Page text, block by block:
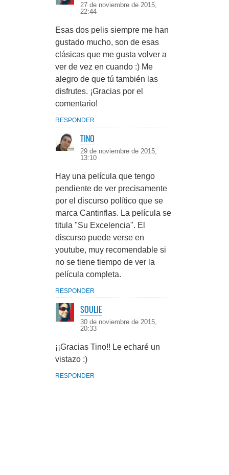
27 de noviembre de 2015,
22:44
Esas dos pelis siempre me han
gustado mucho, son de esas
clásicas que me gusta volver a
ver de vez en cuando :) Me
alegro de que tú también las
disfrutes. ¡Gracias por el
comentario!
RESPONDER
TINO
29 de noviembre de 2015,
13:10
Hay una película que tengo
pendiente de ver precisamente
por el discurso político que se
marca Cantinflas. La película se
titula "Su Excelencia". El
discurso puede verse en
youtube, muy recomendable si
no se tiene tiempo de ver la
película completa.
RESPONDER
SOULIE
30 de noviembre de 2015,
20:33
¡¡Gracias Tino!! Le echaré un
vistazo :)
RESPONDER